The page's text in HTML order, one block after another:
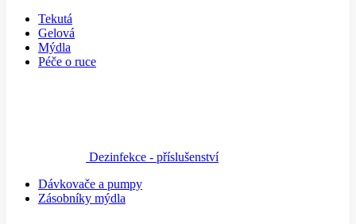
Tekutá
Gelová
Mýdla
Péče o ruce
Dezinfekce - příslušenství
Dávkovače a pumpy
Zásobníky mýdla